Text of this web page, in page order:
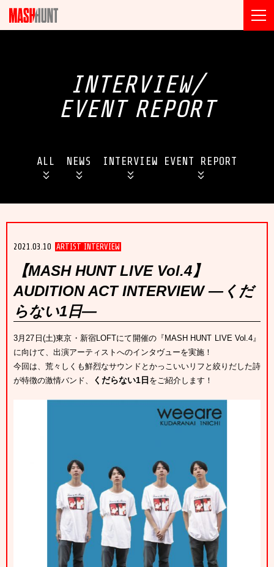
INTERVIEW/
EVENT REPORT
ALL NEWS INTERVIEW EVENT REPORT
2021.03.10 ARTIST INTERVIEW
【MASH HUNT LIVE Vol.4】
AUDITION ACT INTERVIEW ―くだ
らない1日―
3月27日(土)東京・新宿LOFTにて開催の『MASH HUNT LIVE Vol.4』
に向けて、出演アーティストへのインタヴューを実施！
今回は、荒々しくも鮮烈なサウンドとかっこいいリフと絞りだした詩
が特徴の激情バンド、
くだらない1日 をご紹介します！